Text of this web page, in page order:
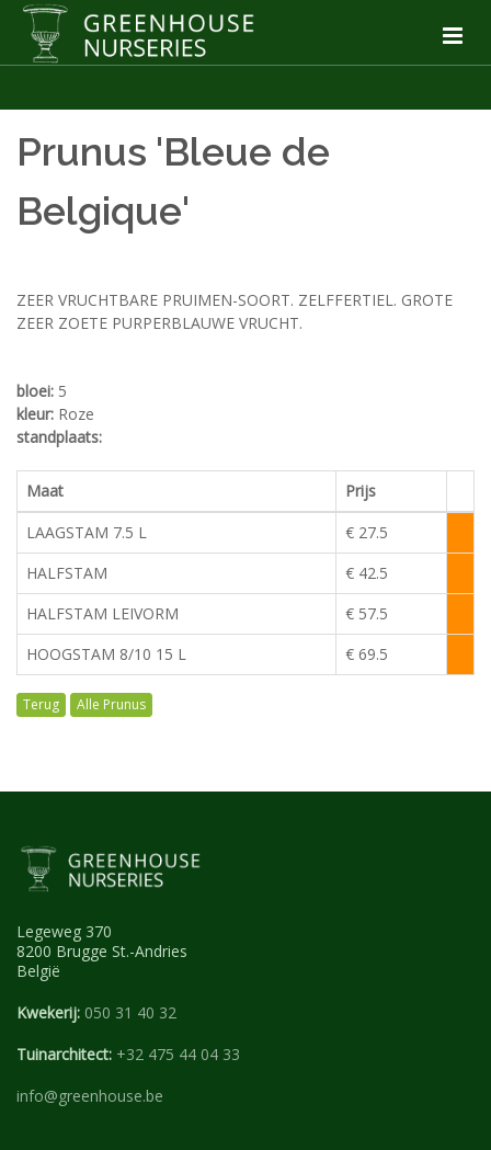
Prunus 'Bleue de
Belgique'
ZEER VRUCHTBARE PRUIMEN-SOORT. ZELFFERTIEL. GROTE
ZEER ZOETE PURPERBLAUWE VRUCHT.
bloei: 5
kleur: Roze
standplaats:
Maat
Prijs
LAAGSTAM 7.5 L
€ 27.5
HALFSTAM
€ 42.5
HALFSTAM LEIVORM
€ 57.5
HOOGSTAM 8/10 15 L
€ 69.5
Alle Prunus
Legeweg 370
8200 Brugge St.-Andries
België
Kwekerij: 050 31 40 32
Tuinarchitect: +32 475 44 04 33
info@greenhouse.be